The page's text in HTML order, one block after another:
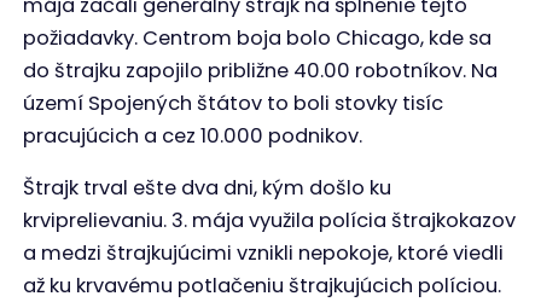
požiadavky. Centrom boja bolo Chicago, kde sa
do štrajku zapojilo približne 40.00 robotníkov. Na
území Spojených štátov to boli stovky tisíc
pracujúcich a cez 10.000 podnikov.
Štrajk trval ešte dva dni, kým došlo ku
krviprelievaniu. 3. mája využila polícia štrajkokazov
a medzi štrajkujúcimi vznikli nepokoje, ktoré viedli
až ku krvavému potlačeniu štrajkujúcich políciou.